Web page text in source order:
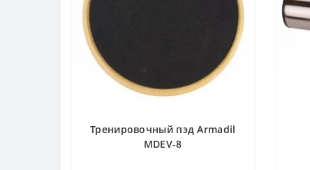
Тренировочный пэд Armadil
MDEV-8